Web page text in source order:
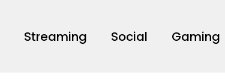
Streaming Social Gaming